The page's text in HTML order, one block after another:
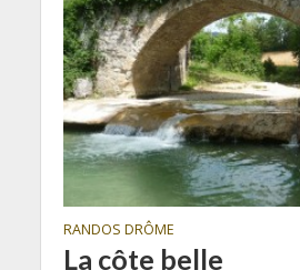
RANDOS DRÔME
La côte belle